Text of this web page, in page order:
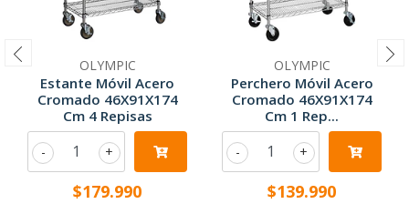
OLYMPIC
Estante Móvil Acero
Cromado 46X91X174
Cm 4 Repisas
+
-
$179.990
OLYMPIC
Perchero Móvil Acero
Cromado 46X91X174
Cm 1 Rep...
+
-
$139.990